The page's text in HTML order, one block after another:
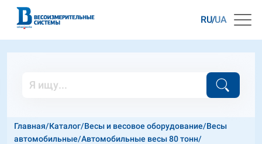
RU UA
Главная/Каталог/Весы и весовое оборудование/Весы
автомобильные/Автомобильные весы 80 тонн/